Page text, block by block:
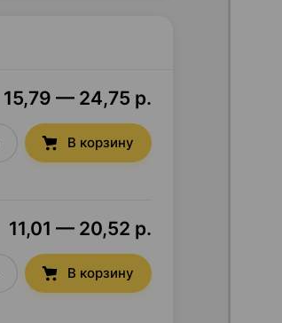
15,79 — 24,75 р.
В корзину
11,01 — 20,52 р.
В корзину